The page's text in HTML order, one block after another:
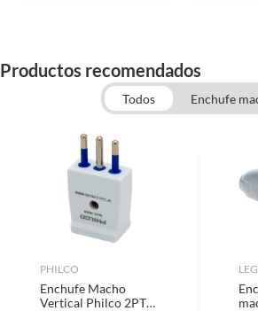
Productos recomendados
Todos Enchufe
PHILCO
Enchufe Macho
Vertical Philco 2PT